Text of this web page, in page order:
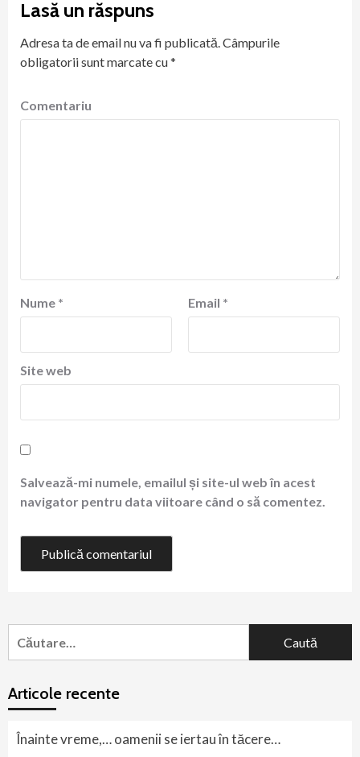
Lasă un răspuns
Adresa ta de email nu va fi publicată.Câmpurile
obligatorii sunt marcate cu*
Comentariu
Nume * Email *
Site web
Salvează-mi numele, emailul și site-ul web în acest
navigator pentru data viitoare când o să comentez.
după:
Articole recente
Înainte vreme,… oamenii se iertau în tăcere…